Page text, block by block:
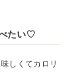
たい♡
しくてカロリ